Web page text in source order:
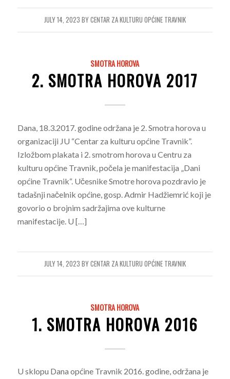
JULY 14, 2023 BYCENTAR ZA KULTURU OPĆINE TRAVNIK
SMOTRA HOROVA
2. SMOTRA HOROVA 2017
Dana, 18.3.2017. godine održana je 2. Smotra horova u
organizaciji JU “Centar za kulturu općine Travnik”.
Izložbom plakata i 2. smotrom horova u Centru za
kulturu općine Travnik, počela je manifestacija „Dani
općine Travnik“. Učesnike Smotre horova pozdravio je
tadašnji načelnik općine, gosp. Admir Hadžiemrić koji je
govorio o brojnim sadržajima ove kulturne
manifestacije. U […]
JULY 14, 2023 BYCENTAR ZA KULTURU OPĆINE TRAVNIK
SMOTRA HOROVA
1. SMOTRA HOROVA 2016
U sklopu Dana općine Travnik 2016. godine, održana je